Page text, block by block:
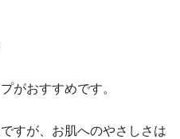
がおすすめです。
すが、お肌へのやさしさは